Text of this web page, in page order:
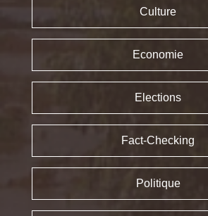
Culture
Economie
Elections
Fact-Checking
Politique